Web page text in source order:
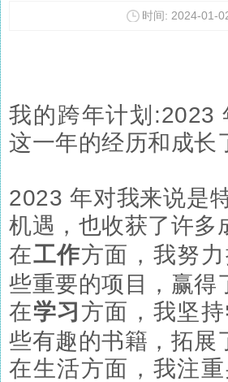
时间: 2024-01-
我的跨年计划:2023
这一年的经历和成长
2023 年对我来说是
机遇，也收获了许多
在工作方面，我努
些重要的项目，赢得
在学习 方面，我坚持
些有趣的书籍，拓展
在生活方面，我注